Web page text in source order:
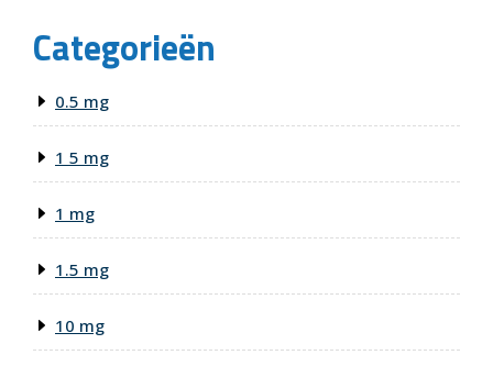
Categorieën
0.5 mg
1 5 mg
1 mg
1.5 mg
10 mg